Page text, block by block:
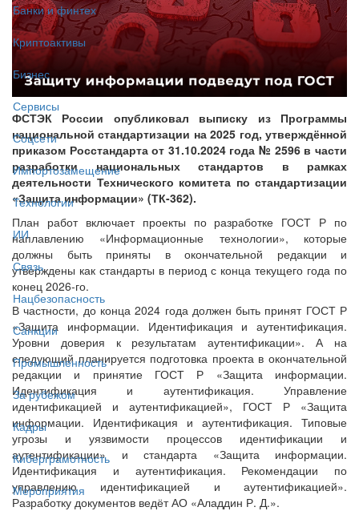
Банки и финтех
Криптоактивы
Бизнес
Сервисы
Соцсети
Импортозамещение
Технологии
ИИ
Связь
Нацбезопасность
Санкции
Промышленность
За рубежом
Кадры
Киберграмотность
Мероприятия
ФСТЭК России опубликовал выписку из Программы
национальной стандартизации на 2025 год, утверждённой
приказом Росстандарта от 31.10.2024 года № 2596 в части
разработки национальных стандартов в рамках
деятельности Технического комитета по стандартизации
«Защита информации» (ТК-362).
План работ включает проекты по разработке ГОСТ Р по
наплавлению «Информационные технологии», которые
должны быть приняты в окончательной редакции и
утверждены как стандарты в период с конца текущего года по
конец 2026-го.
В частности, до конца 2024 года должен быть принят ГОСТ Р
«Защита информации. Идентификация и аутентификация.
Уровни доверия к результатам аутентификации». А на
следующий планируется подготовка проекта в окончательной
редакции и принятие ГОСТ Р «Защита информации.
Идентификация и аутентификация. Управление
идентификацией и аутентификацией», ГОСТ Р «Защита
информации. Идентификация и аутентификация. Типовые
угрозы и уязвимости процессов идентификации и
аутентификации» и стандарта «Защита информации.
Идентификация и аутентификация. Рекомендации по
управлению идентификацией и аутентификацией».
Разработку документов ведёт АО «Аладдин Р. Д.».